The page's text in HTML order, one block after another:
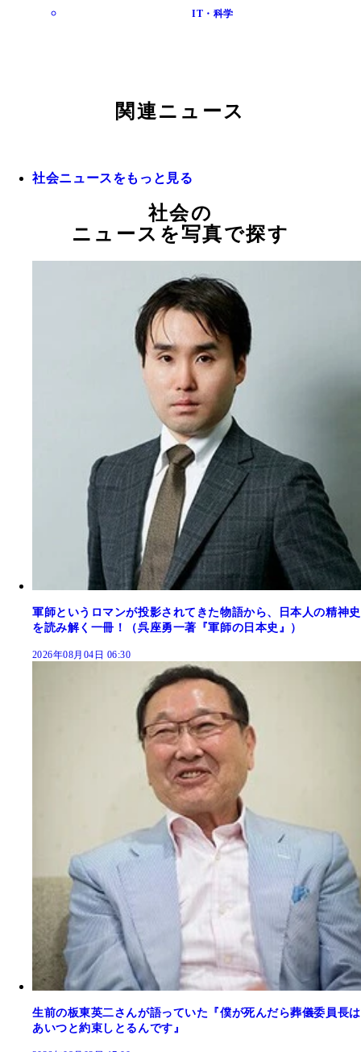
IT・科学
関連ニュース
社会ニュースをもっと見る
社会の
ニュースを写真で探す
軍師というロマンが投影されてきた物語から、日本人の精神史
を読み解く一冊！（呉座勇一著『軍師の日本史』）
2026年08月04日 06:30
生前の板東英二さんが語っていた『僕が死んだら葬儀委員長は
あいつと約束しとるんです』